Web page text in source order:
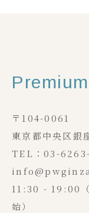
〒104-0061
東京都中央区銀
TEL：03-
11:30 - 19:00（
始）